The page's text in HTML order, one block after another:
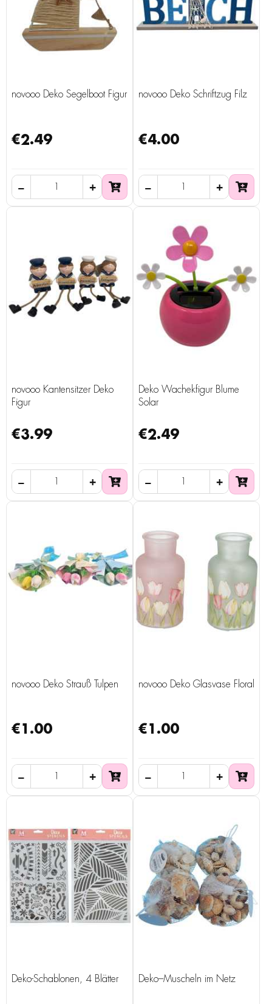
novooo Deko Segelboot Figur
€2.49
novooo Deko Schriftzug Filz
€4.00
novooo Kantensitzer Deko
Figur
€3.99
Deko Wachekfigur Blume
Solar
€2.49
novooo Deko Strauß Tulpen
€1.00
novooo Deko Glasvase Floral
€1.00
Deko-Schablonen, 4 Blätter Deko–Muscheln im Netz